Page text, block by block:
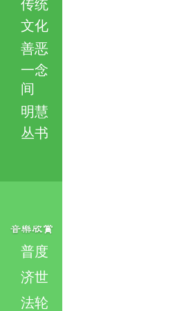
传统
文化
善恶
一念
间
明慧
丛书
普度
济世
法轮